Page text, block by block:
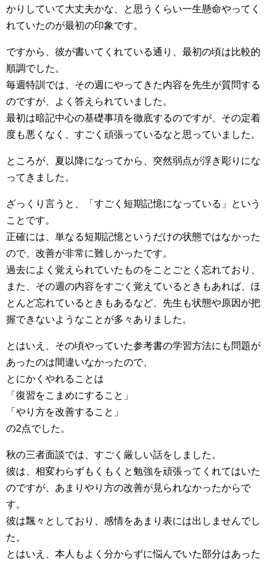
かりしていて大丈夫かな、と思うくらい一生懸命やってく
れていたのが最初の印象です。
ですから、彼が書いてくれている通り、最初の頃は比較的
順調でした。
毎週特訓では、その週にやってきた内容を先生が質問する
のですが、よく答えられていました。
最初は暗記中心の基礎事項を徹底するのですが、その定着
度も悪くなく、すごく頑張っているなと思っていました。
ところが、夏以降になってから、突然弱点が浮き彫りにな
ってきました。
ざっくり言うと、「すごく短期記憶になっている」という
ことです。
正確には、単なる短期記憶というだけの状態ではなかった
ので、改善が非常に難しかったです。
過去によく覚えられていたものをことごとく忘れており、
また、その週の内容をすごく覚えているときもあれば、ほ
とんど忘れているときもあるなど、先生も状態や原因が把
握できないようなことが多々ありました。
とはいえ、その頃やっていた参考書の学習方法にも問題が
あったのは間違いなかったので、
とにかくやれることは
「復習をこまめにすること」
「やり方を改善すること」
の2点でした。
秋の三者面談では、すごく厳しい話をしました。
彼は、相変わらずもくもくと勉強を頑張ってくれてはいた
のですが、あまりやり方の改善が見られなかったからで
す。
彼は飄々としており、感情をあまり表には出しませんでし
た。
とはいえ、本人もよく分からずに悩んでいた部分はあった